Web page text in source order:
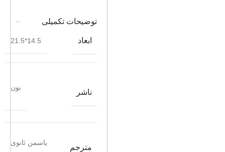
توضیحات تکمیلی
ابعاد 14.5*21.5
ناشر
نون
مترجم
یاسمن ثانوی